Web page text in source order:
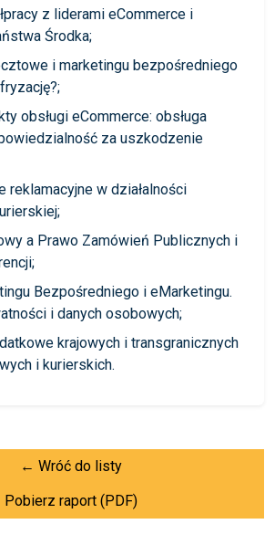
z liderami eCommerce i
Środka;
i marketingu bezpośredniego
obsługi eCommerce: obsługa
za uszkodzenie
reklamacyjne w działalności
a Prawo Zamówień Publicznych i
Bezpośredniego i eMarketingu.
i danych osobowych;
krajowych i transgranicznych
i kurierskich.
← Wróć do listy
Pobierz raport (PDF)